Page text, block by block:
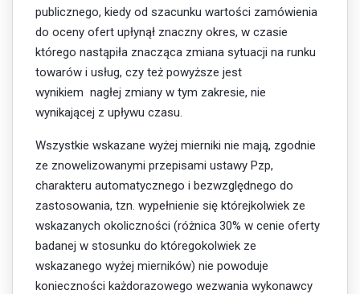
publicznego, kiedy od szacunku wartości zamówienia
do oceny ofert upłynął znaczny okres, w czasie
którego nastąpiła znacząca zmiana sytuacji na runku
towarów i usług, czy też powyższe jest
wynikiem nagłej zmiany w tym zakresie, nie
wynikającej z upływu czasu.
Wszystkie wskazane wyżej mierniki nie mają, zgodnie
ze znowelizowanymi przepisami ustawy Pzp,
charakteru automatycznego i bezwzględnego do
zastosowania, tzn. wypełnienie się którejkolwiek ze
wskazanych okoliczności (różnica 30% w cenie oferty
badanej w stosunku do któregokolwiek ze
wskazanego wyżej mierników) nie powoduje
konieczności każdorazowego wezwania wykonawcy